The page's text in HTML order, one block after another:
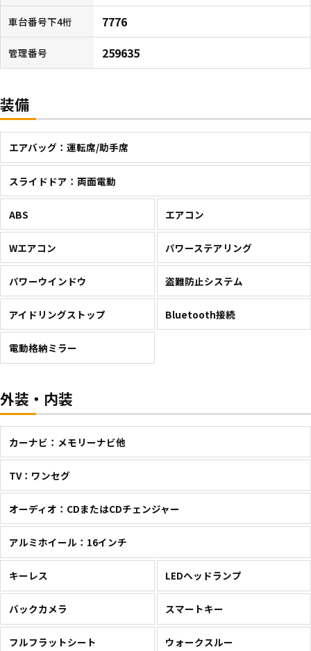
車台番号下4桁 7776
管理番号 259635
装備
エアバッグ：運転席/助手席
スライドドア：両面電動
ABS エアコン
Wエアコン パワーステアリング
パワーウインドウ 盗難防止システム
アイドリングストップ Bluetooth接続
電動格納ミラー
外装・内装
カーナビ：メモリーナビ他
TV：ワンセグ
オーディオ：CDまたはCDチェンジャー
アルミホイール：16インチ
キーレス LEDヘッドランプ
バックカメラ スマートキー
フルフラットシート ウォークスルー